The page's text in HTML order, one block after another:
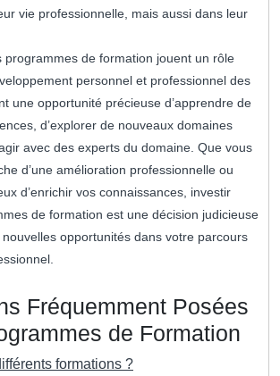
vie professionnelle, mais aussi dans leur
programmes de formation jouent un rôle
personnel et professionnel des
une opportunité précieuse d’apprendre de
d’explorer de nouveaux domaines
avec des experts du domaine. Que vous
d’une amélioration professionnelle ou
d’enrichir vos connaissances, investir
de formation est une décision judicieuse
opportunités dans votre parcours
Fréquemment Posées
de Formation
formations ?